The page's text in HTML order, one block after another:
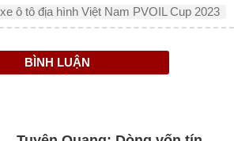
ô tô địa hình Việt Nam PVOIL Cup 2023
BÌNH LUẬN